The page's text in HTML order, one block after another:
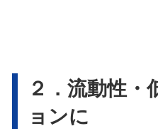
２．流動性
ョンに